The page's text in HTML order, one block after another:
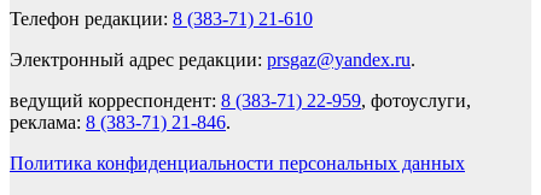
Телефон редакции: 8 (383-71) 21-610
Электронный адрес редакции: prsgaz@yandex.ru.
ведущий корреспондент: 8 (383-71) 22-959, фотоуслуги,
реклама: 8 (383-71) 21-846.
Политика конфиденциальности персональных данных